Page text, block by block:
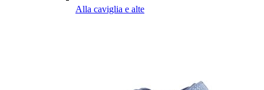
Alla caviglia e alte